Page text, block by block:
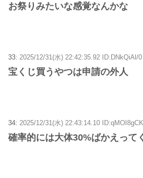
お祭りみたいな感覚なんかな
33: 2025/12/31(水) 22:42:35.92 ID:DNkQiAl/0
宝くじ買うやつは申請の外人
34: 2025/12/31(水) 22:43:14.10
確率的には大体30%ばかえって